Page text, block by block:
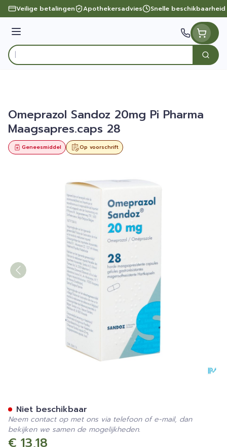
Ga naar de inhoud
Veilige betalingen Apothekersadvies Snelle beschikbaarheid
Menu
Product, merk, categorie...
Zoek
Omeprazol Sandoz 20mg Pi Pharma
Maagsapres.caps 28
Op voorschrift
Geneesmiddel
€ 13,18
Niet beschikbaar
Neem contact op met ons via telefoon of e-mail, dan
bekijken we samen de mogelijkheden.